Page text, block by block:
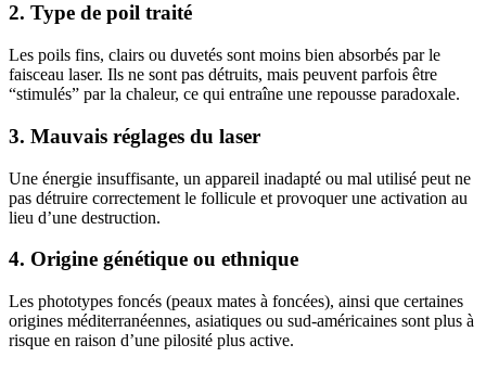
2. Type de poil traité
Les poils fins, clairs ou duvetés sont moins bien absorbés par le
faisceau laser. Ils ne sont pas détruits, mais peuvent parfois être
“stimulés” par la chaleur, ce qui entraîne une repousse paradoxale.
3. Mauvais réglages du laser
Une énergie insuffisante, un appareil inadapté ou mal utilisé peut ne
pas détruire correctement le follicule et provoquer une activation au
lieu d’une destruction.
4. Origine génétique ou ethnique
Les phototypes foncés (peaux mates à foncées), ainsi que certaines
origines méditerranéennes, asiatiques ou sud-américaines sont plus à
risque en raison d’une pilosité plus active.